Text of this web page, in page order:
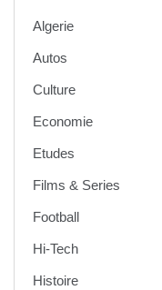
Algerie
Autos
Culture
Economie
Etudes
Films & Series
Football
Hi-Tech
Histoire